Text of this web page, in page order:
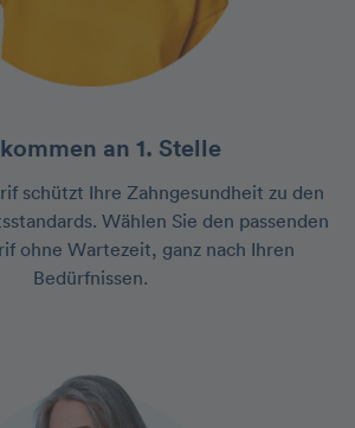
an 1. Stelle
schützt Ihre Zahngesundheit zu den
Wählen Sie den passenden
ohne Wartezeit, ganz nach Ihren
Bedürfnissen.